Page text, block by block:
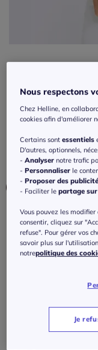
Réf : 534.620.016
Couleur :jaune
Choisir une
Veuillez
Disponible
Nous respectons
Chez Helline, en
cookies afin d'améliorer
Certains sontessentiels
D'autres, optionnels,
-Analyser notre trafic
-Personnaliser le
-Proposer des
- Faciliter lepartage sur
Vous pouvez les modifier
consentir, cliquez sur
refuse". Pour gérer vos
savoir plus sur
notrepolitique des
Je